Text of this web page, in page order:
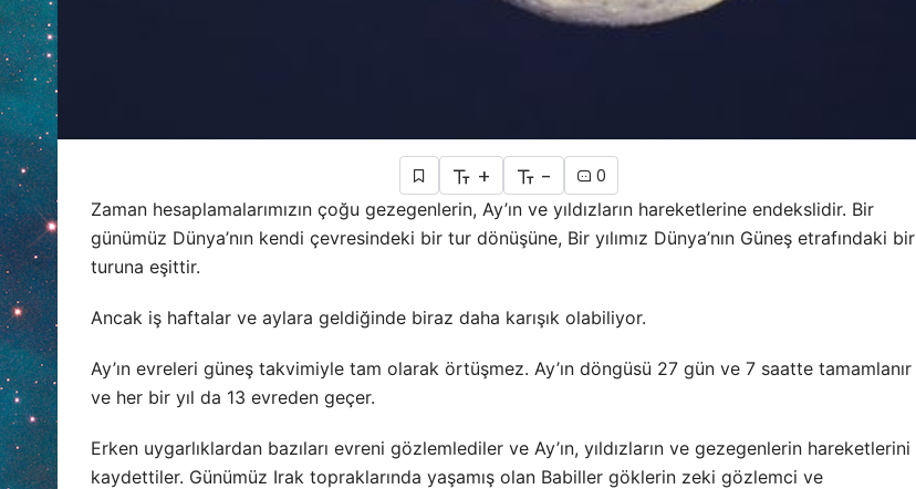
+ -
0
Zaman hesaplamalarımızın çoğu gezegenlerin, Ay’ın ve yıldızların hareketlerine endekslidir. Bir
günümüz Dünya’nın kendi çevresindeki bir tur dönüşüne, Bir yılımız Dünya’nın Güneş etrafındaki bir
turuna eşittir.
Ancak iş haftalar ve aylara geldiğinde biraz daha karışık olabiliyor.
Ay’ın evreleri güneş takvimiyle tam olarak örtüşmez. Ay’ın döngüsü 27 gün ve 7 saatte tamamlanır
ve her bir yıl da 13 evreden geçer.
Erken uygarlıklardan bazıları evreni gözlemlediler ve Ay’ın, yıldızların ve gezegenlerin hareketlerini
kaydettiler. Günümüz Irak topraklarında yaşamış olan Babiller göklerin zeki gözlemci ve